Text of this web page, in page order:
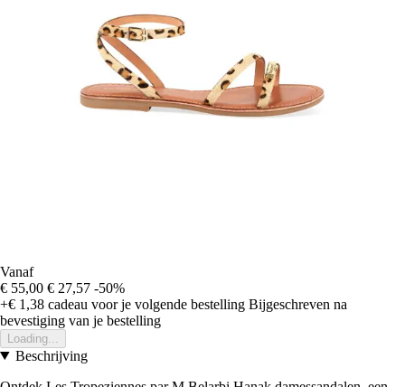
Vanaf
€ 55,00 € 27,57 -50%
+€ 1,38 cadeau voor je volgende bestelling Bijgeschreven na
bevestiging van je bestelling
Loading...
Beschrijving